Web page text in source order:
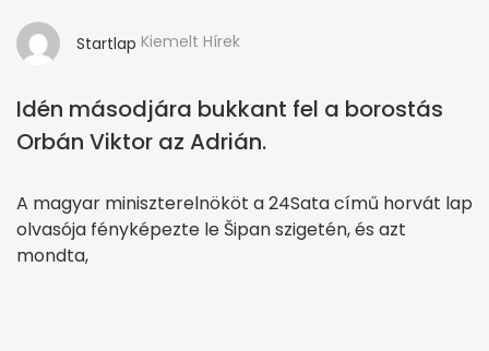
Startlap Kiemelt Hírek
Idén másodjára bukkant fel a borostás
Orbán Viktor az Adrián.
A magyar miniszterelnököt a 24Sata című horvát lap
olvasója fényképezte le Šipan szigetén, és azt
mondta,